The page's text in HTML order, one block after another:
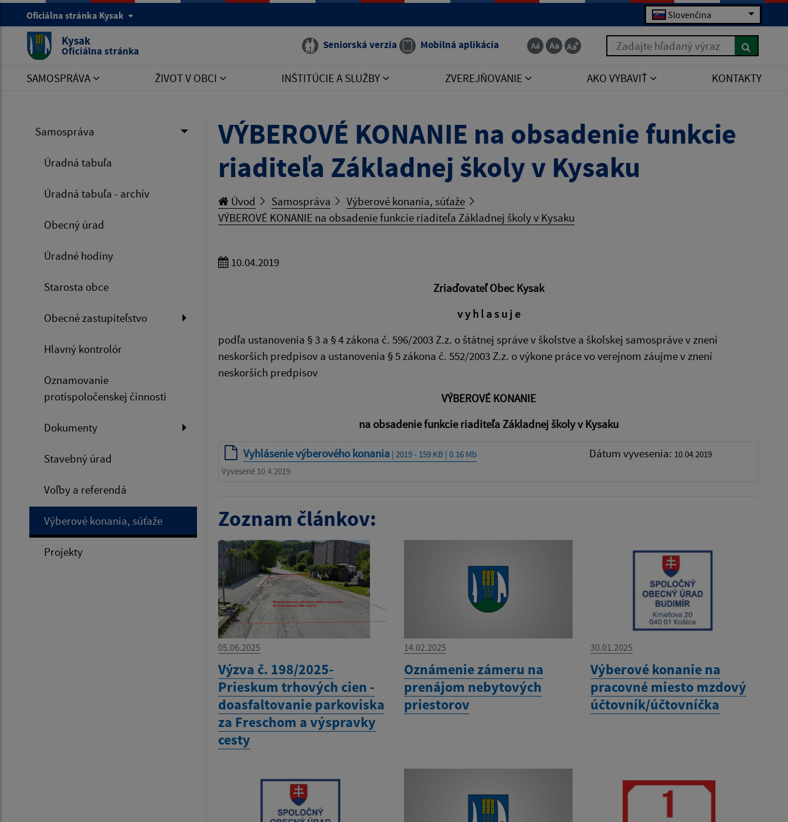
Oficiálna stránka Kysak Slovenčina
Kysak
Oficiálna stránka Seniorská verzia Mobilná aplikácia Zadajte hľadaný výraz
SAMOSPRÁVA ŽIVOT V OBCI INŠTITÚCIE A SLUŽBY ZVEREJŇOVANIE AKO VYBAVIŤ KONTAKTY
Samospráva
Úradná tabuľa
Úradná tabuľa - archív
Obecný úrad
Úradné hodiny
Starosta obce
Obecné zastupiteľstvo
Hlavný kontrolór
Oznamovanie
protispoločenskej činnosti
Dokumenty
Stavebný úrad
Voľby a referendá
Výberové konania, súťaže
Projekty
VÝBEROVÉ KONANIE na obsadenie funkcie
riaditeľa Základnej školy v Kysaku
Úvod Samospráva
Výberové konania, súťaže
VÝBEROVÉ KONANIE na obsadenie funkcie riaditeľa Základnej školy v Kysaku
10.04.2019
Zriaďovateľ Obec Kysak
v y h l a s u j e
podľa ustanovenia § 3 a § 4 zákona č. 596/2003 Z.z. o štátnej správe v školstve a školskej samospráve v znení
neskorších predpisov a ustanovenia § 5 zákona č. 552/2003 Z.z. o výkone práce vo verejnom záujme v znení
neskorších predpisov
VÝBEROVÉ KONANIE
na obsadenie funkcie riaditeľa Základnej školy v Kysaku
Vyhlásenie výberového konania | 2019 - 159 KB | 0.16 Mb Dátum vyvesenia: 10.04.2019
Vyvesené 10.4.2019
Zoznam článkov:
05.06.2025
Výzva č. 198/2025-
Prieskum trhových cien -
doasfaltovanie parkoviska
za Freschom a výspravky
cesty
14.02.2025
Oznámenie zámeru na
prenájom nebytových
priestorov
30.01.2025
Výberové konanie na
pracovné miesto mzdový
účtovník/účtovníčka